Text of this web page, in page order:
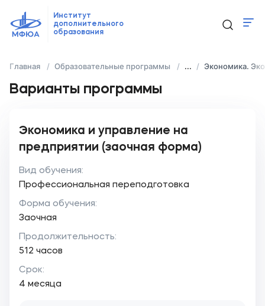
Институт
дополнительного
образования
Программы
Новости
Выбрать программу
Главная Образовательные программы ... Экономика.
Варианты программы
Экономика и управление на
предприятии (заочная форма)
Вид обучения:
Профессиональная переподготовка
Форма обучения:
Заочная
Продолжительность:
512 часов
Срок:
4 месяца